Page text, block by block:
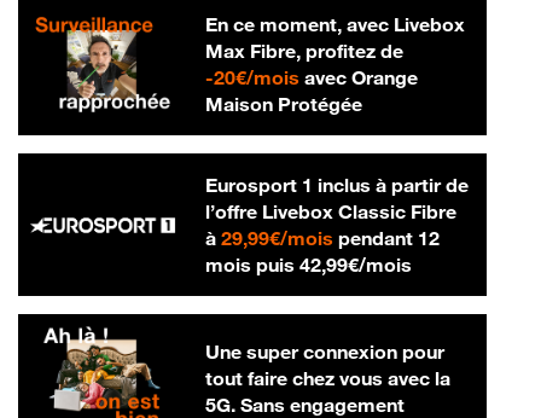
En ce moment, avec Livebox
Max Fibre, profitez de
-20€/mois20 € par mois
avec Orange
Maison Protégée
Eurosport 1 inclus à partir de
l’offre Livebox Classic Fibre
à 29,99€/mois29,99 € par mois
pendant 12
mois puis 42,99€/mois42,99 € par
Une super connexion pour
tout faire chez vous avec la
5G. Sans engagement